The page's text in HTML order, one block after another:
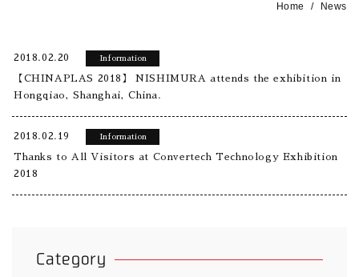
Home News
2018.02.20 Information
【CHINAPLAS 2018】 NISHIMURA attends the exhibition in
Hongqiao, Shanghai, China.
2018.02.19 Information
Thanks to All Visitors at Convertech Technology Exhibition
2018
Category